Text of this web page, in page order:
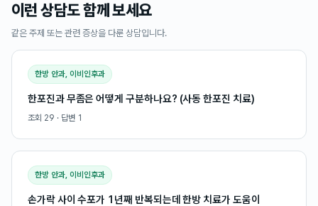
이런 상담도 함께 보세요
같은 주제 또는 관련 증상을 다룬 상담입니다.
한방 안과, 이비인후과
한포진과 무좀은 어떻게 구분하나요? (사동 한포진 치료)
조회 29 · 답변 1
한방 안과, 이비인후과
손가락 사이 수포가 1년째 반복되는데 한방 치료가 도움이